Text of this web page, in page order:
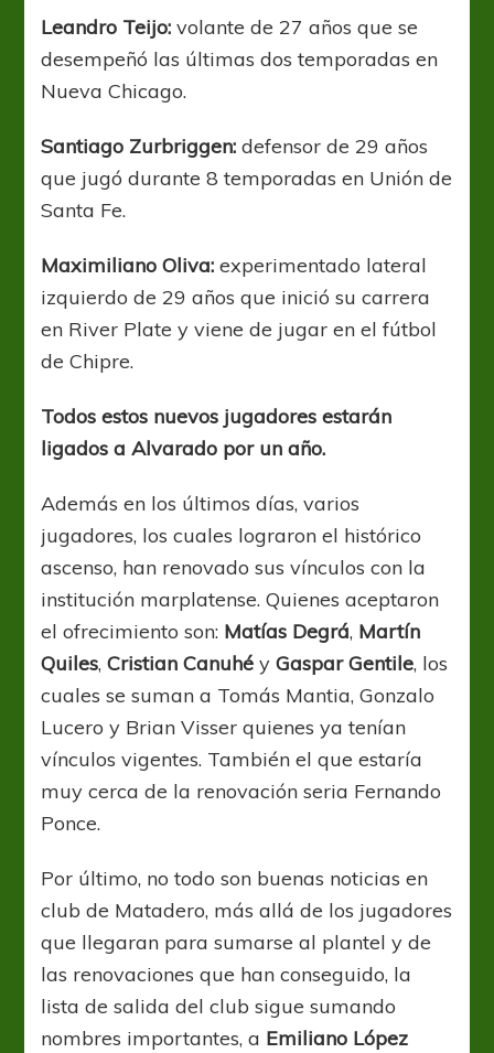
Leandro Teijo: volante de 27 años que se
desempeñó las últimas dos temporadas en
Nueva Chicago.
Santiago Zurbriggen:defensor de 29 años
que jugó durante 8 temporadas en Unión de
Santa Fe.
Maximiliano Oliva: experimentado lateral
izquierdo de 29 años que inició su carrera
en River Plate y viene de jugar en el fútbol
de Chipre.
Todos estos nuevos jugadores estarán
ligados a Alvarado por un año.
Además en los últimos días, varios
jugadores, los cuales lograron el histórico
ascenso, han renovado sus vínculos con la
institución marplatense. Quienes aceptaron
el ofrecimiento son: Matías Degrá, Martín
Quiles, Cristian Canuhéy Gaspar Gentile, los
cuales se suman a Tomás Mantia, Gonzalo
Lucero y Brian Visser quienes ya tenían
vínculos vigentes. También el que estaría
muy cerca de la renovación seria Fernando
Ponce.
Por último, no todo son buenas noticias en
club de Matadero, más allá de los jugadores
que llegaran para sumarse al plantel y de
las renovaciones que han conseguido, la
lista de salida del club sigue sumando
nombres importantes, a Emiliano López